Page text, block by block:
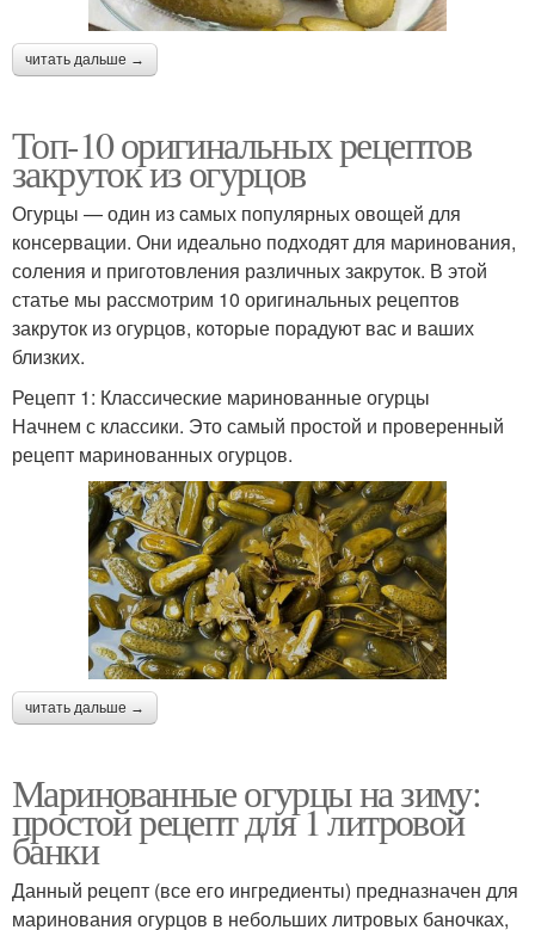
читать дальше →
Топ-10 оригинальных рецептов
закруток из огурцов
Огурцы — один из самых популярных овощей для
консервации. Они идеально подходят для маринования,
соления и приготовления различных закруток. В этой
статье мы рассмотрим 10 оригинальных рецептов
закруток из огурцов, которые порадуют вас и ваших
близких.
Рецепт 1: Классические маринованные огурцы
Начнем с классики. Это самый простой и проверенный
рецепт маринованных огурцов.
читать дальше →
Маринованные огурцы на зиму:
простой рецепт для 1 литровой
банки
Данный рецепт (все его ингредиенты) предназначен для
маринования огурцов в небольших литровых баночках,